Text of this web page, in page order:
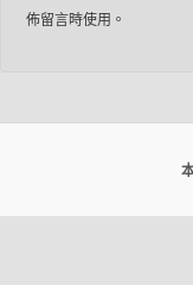
佈留言時使用。